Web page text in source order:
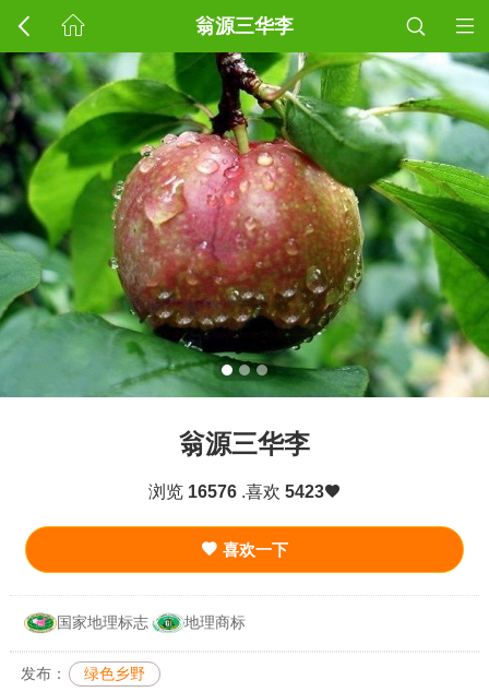
翁源三华李
翁源三华李
浏览 16576.喜欢 5423
喜欢一下
国家地理标志 地理商标
发布： 绿色乡野